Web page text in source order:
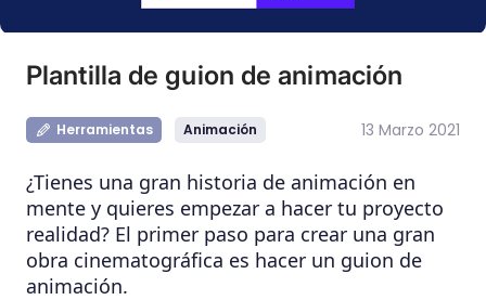
Plantilla de guion de animación
Herramientas Animación 13 Marzo 2021
¿Tienes una gran historia de animación en
mente y quieres empezar a hacer tu proyecto
realidad? El primer paso para crear una gran
obra cinematográfica es hacer un guion de
animación.